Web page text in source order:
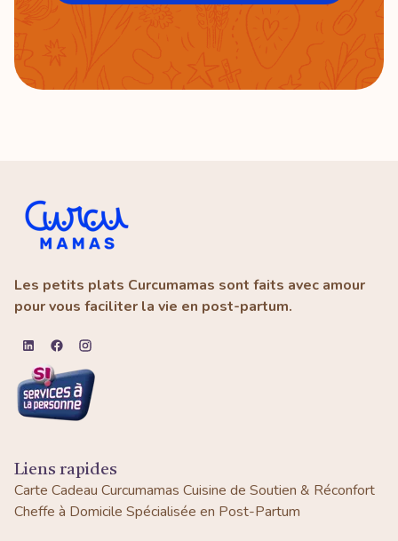
Les petits plats Curcumamas sont faits avec amour
pour vous faciliter la vie en post-partum.
Liens rapides
Carte Cadeau Curcumamas Cuisine de Soutien & Réconfort
Cheffe à Domicile Spécialisée en Post-Partum